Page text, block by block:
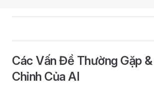
Các Vấn Đề Thường Gặp
Chỉnh Của AI